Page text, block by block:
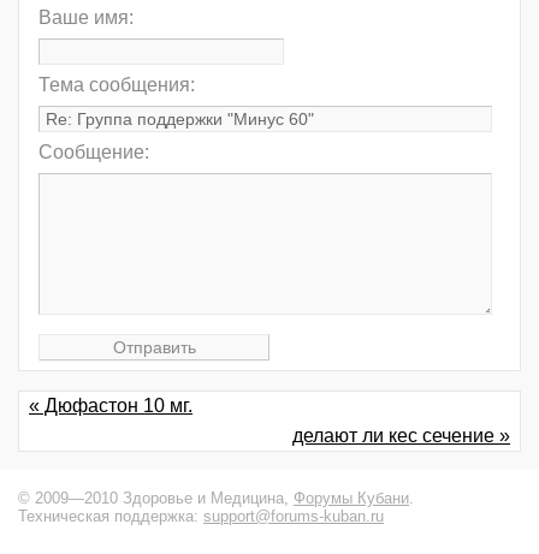
Ваше имя:
Тема сообщения:
Сообщение:
« Дюфастон 10 мг.
делают ли кес сечение »
© 2009—2010 Здоровье и Медицина, Форумы Кубани.
Техническая поддержка: support@forums-kuban.ru